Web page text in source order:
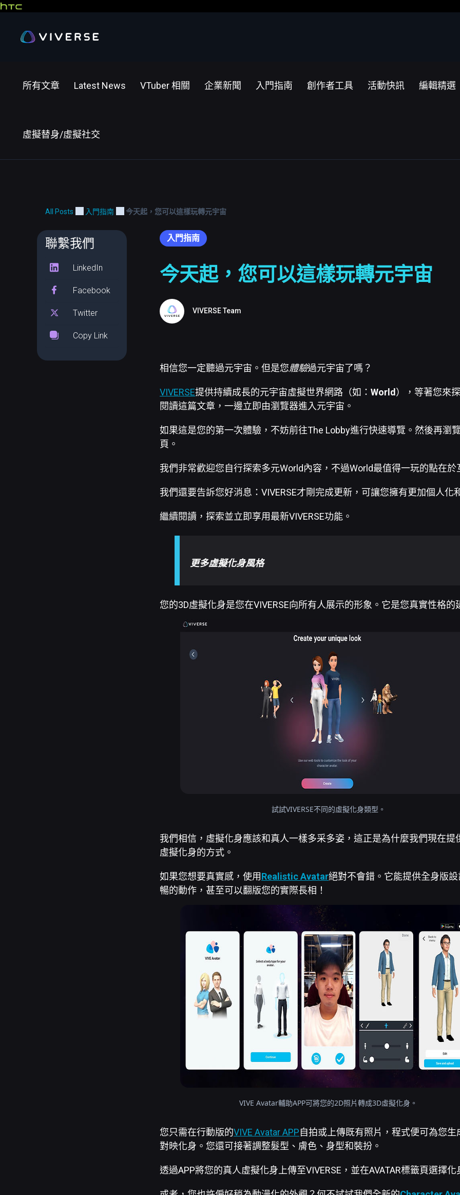
所有文章 Latest News VTuber 相關 企業新聞 入門指南 創作者工具 活動快訊 編輯精選
虛擬替身/虛擬社交
All Posts 入門指南 今天起，您可以這樣玩轉元宇宙
聯繫我們
LinkedIn
Facebook
Twitter
Copy Link
入門指南
今天起，您可以這樣玩轉元宇宙
VIVERSE Team
相信您一定聽過元宇宙。但是您體驗過元宇宙了嗎？
VIVERSE提供持續成長的元宇宙虛擬世界網路（如： World ），等著您來
閱讀這篇文章，一邊立即由瀏覽器進入元宇宙。
如果這是您的第一次體驗，不妨前往The Lobby進行快速導覽。然後再瀏覽
頁。
我們非常歡迎您自行探索多元World內容，不過World最值得一玩的點在於
我們還要告訴您好消息：VIVERSE才剛完成更新，可讓您擁有更加個人化
繼續閱讀，探索並立即享用最新VIVERSE功能。
更多虛擬化身風格
您的3D虛擬化身是您在VIVERSE向所有人展示的形象。它是您真實性格的
試試VIVERSE不同的虛擬化身類型。
我們相信，虛擬化身應該和真人一樣多采多姿，這正是為什麼我們現在提
虛擬化身的方式。
如果您想要真實感，使用Realistic Avatar絕對不會錯。它能提供全身版
暢的動作，甚至可以翻版您的實際長相！
VIVE Avatar輔助APP可將您的2D照片轉成3D虛擬化身。
您只需在行動版的VIVE Avatar APP自拍或上傳既有照片，程式便可為您
對映化身。您還可接著調整髮型、膚色、身型和裝扮。
透過APP將您的真人虛擬化身上傳至VIVERSE，並在AVATAR標籤頁選擇化